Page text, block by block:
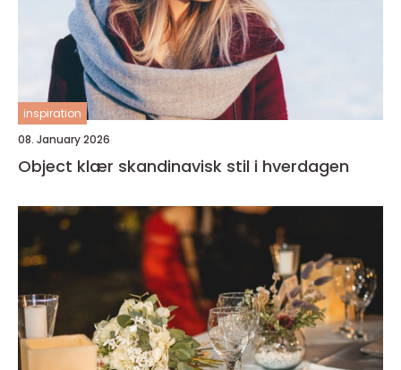
inspiration
08. January 2026
Object klær skandinavisk stil i hverdagen